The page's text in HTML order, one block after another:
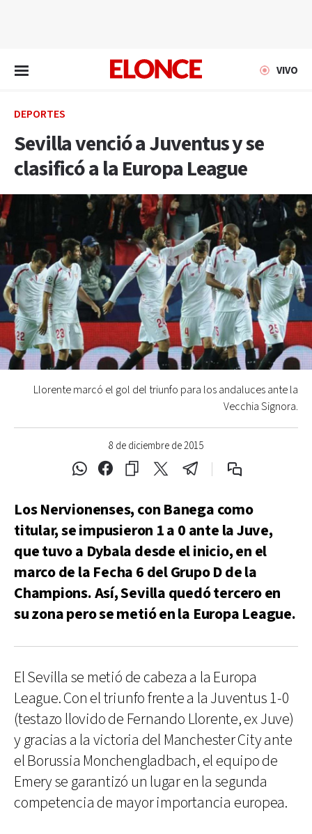
VIVO
DEPORTES
Sevilla venció a Juventus y se
clasificó a la Europa League
8 de diciembre de 2015
Llorente marcó el gol del triunfo para los andaluces ante la
Vecchia Signora.
Los Nervionenses, con Banega como
titular, se impusieron 1 a 0 ante la Juve,
que tuvo a Dybala desde el inicio, en el
marco de la Fecha 6 del Grupo D de la
Champions. Así, Sevilla quedó tercero en
su zona pero se metió en la Europa League.
El Sevilla se metió de cabeza a la Europa
League. Con el triunfo frente a la Juventus 1-0
(testazo llovido de Fernando Llorente, ex Juve)
y gracias a la victoria del Manchester City ante
el Borussia Monchengladbach, el equipo de
Emery se garantizó un lugar en la segunda
competencia de mayor importancia europea.